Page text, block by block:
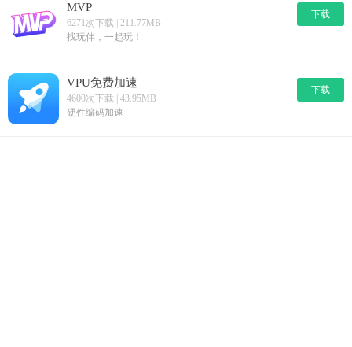
MVP
6271次下载 | 211.77MB
找玩伴，一起玩！
下载
VPU免费加速
4600次下载 | 43.95MB
硬件编码加速
下载